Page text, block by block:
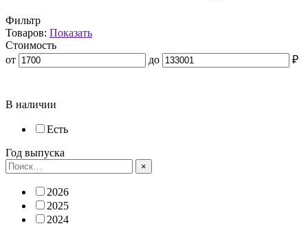
Фильтр
Товаров: Показать
Стоимость
от
до ₽
В наличии
Есть
Год выпуска
×
2026
2025
2024